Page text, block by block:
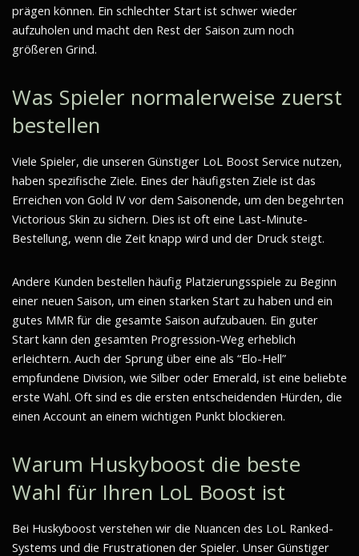
prägen können. Ein schlechter Start ist schwer wieder
aufzuholen und macht den Rest der Saison zum noch
größeren Grind.
Was Spieler normalerweise zuerst
bestellen
Viele Spieler, die unseren Günstiger LoL Boost Service nutzen,
haben spezifische Ziele. Eines der häufigsten Ziele ist das
Erreichen von Gold IV vor dem Saisonende, um den begehrten
Victorious Skin zu sichern. Dies ist oft eine Last-Minute-
Bestellung, wenn die Zeit knapp wird und der Druck steigt.
Andere Kunden bestellen häufig Platzierungsspiele zu Beginn
einer neuen Saison, um einen starken Start zu haben und ein
gutes MMR für die gesamte Saison aufzubauen. Ein guter
Start kann den gesamten Progression-Weg erheblich
erleichtern. Auch der Sprung über eine als “Elo-Hell”
empfundene Division, wie Silber oder Emerald, ist eine beliebte
erste Wahl. Oft sind es die ersten entscheidenden Hürden, die
einen Account an einem wichtigen Punkt blockieren.
Warum Huskyboost die beste
Wahl für Ihren LoL Boost ist
Bei Huskyboost verstehen wir die Nuancen des LoL Ranked-
Systems und die Frustrationen der Spieler. Unser Günstiger